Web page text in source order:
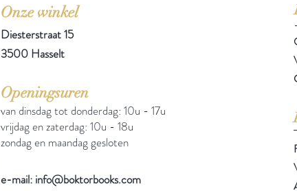
Onze winkel
Diesterstraat 15
3500 Hasselt
Openingsuren
van dinsdag tot donderdag: 10u - 17u
vrijdag en zaterdag: 10u - 18u
zondag en maandag gesloten
e-mail: info@boktorbooks.com